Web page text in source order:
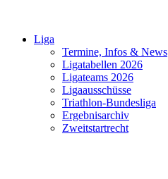
Liga
Termine, Infos & News
Ligatabellen 2026
Ligateams 2026
Ligaausschüsse
Triathlon-Bundesliga
Ergebnisarchiv
Zweitstartrecht